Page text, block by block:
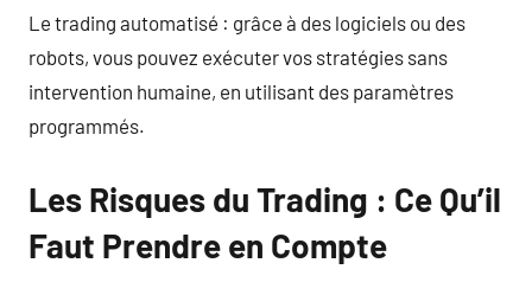
Le trading automatisé : grâce à des logiciels ou des
robots, vous pouvez exécuter vos stratégies sans
intervention humaine, en utilisant des paramètres
programmés.
Les Risques du Trading : Ce Qu’il
Faut Prendre en Compte